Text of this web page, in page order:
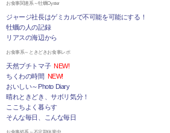
お食事関連系～牡蠣Oyster
ジャージ社長はゲミカルで不可能を可能にする！
牡蠣の人の記録
リアスの海辺から
お食事系～ときどきお食事レポ
天然プチトマ子 NEW!
ちくわの時間 NEW!
おいしい～Photo Diary
晴れときどき、サボリ気分！
ここちよく暮らす
そんな毎日、こんな毎日